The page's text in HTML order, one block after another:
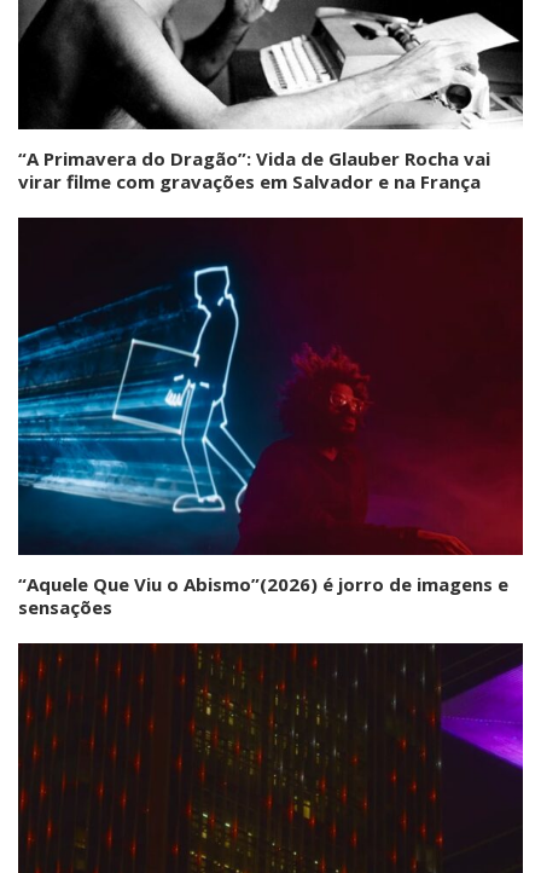
“A Primavera do Dragão”: Vida de Glauber Rocha vai
virar filme com gravações em Salvador e na França
“Aquele Que Viu o Abismo”(2026) é jorro de imagens e
sensações